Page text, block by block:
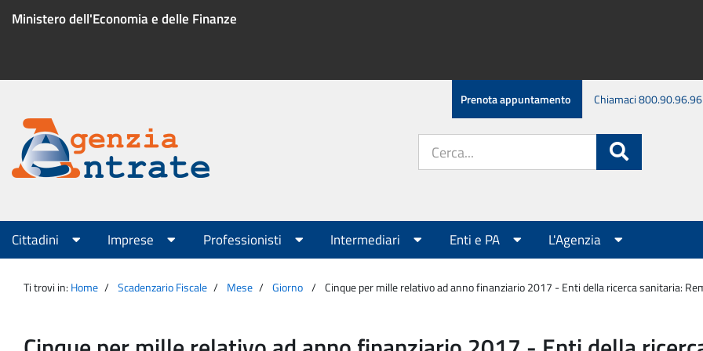
Ministero dell'Economia e delle Finanze
Menu
servizio
Prenota appuntamento Chiamaci 800.90.96.96
Agenzia
Entrate
sito:
Menu
principale
Cittadini Imprese Professionisti Intermediari Enti e PA L'Agenzia
Ti trovi in: Home Scadenzario Fiscale Mese Giorno Cinque per mille relativo ad anno finanziario 2017 - Enti della ricerca sanitaria: